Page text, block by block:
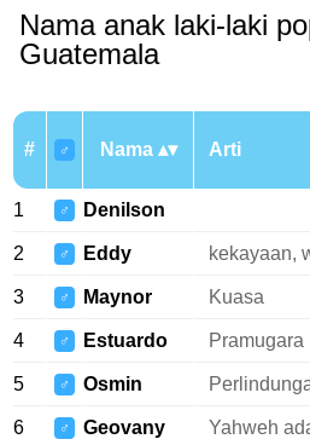
Nama anak laki-laki
Guatemala
# ♂ Nama Arti
1 ♂ Denilson
2 ♂ Eddy kekayaan,
3 ♂ Maynor Kuasa
4 ♂ Estuardo Pramugara
5 ♂ Osmin
6 ♂ Geovany Yahweh